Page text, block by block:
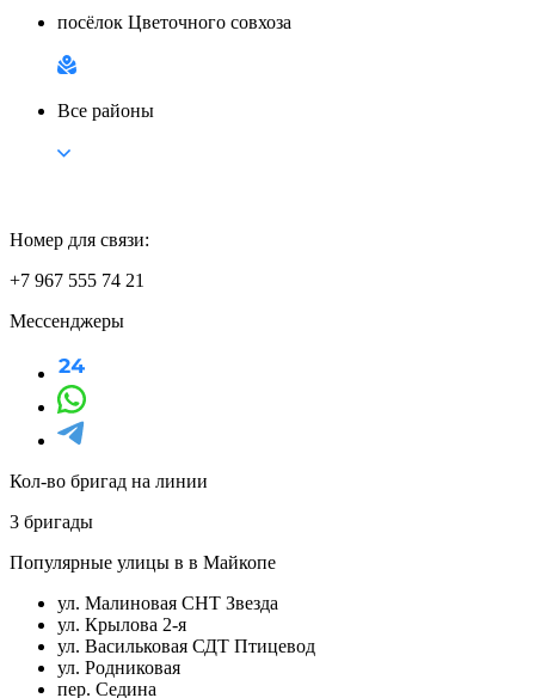
посёлок Цветочного совхоза
Все районы
Номер для связи:
+7 967 555 74 21
Мессенджеры
Кол-во бригад на линии
3 бригады
Популярные улицы в в Майкопе
ул. Малиновая СНТ Звезда
ул. Крылова 2-я
ул. Васильковая СДТ Птицевод
ул. Родниковая
пер. Седина